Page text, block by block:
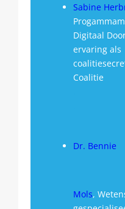
Sabine
Digitaal
ervaring als
Coalitie
Dr. Bennie
Mols,